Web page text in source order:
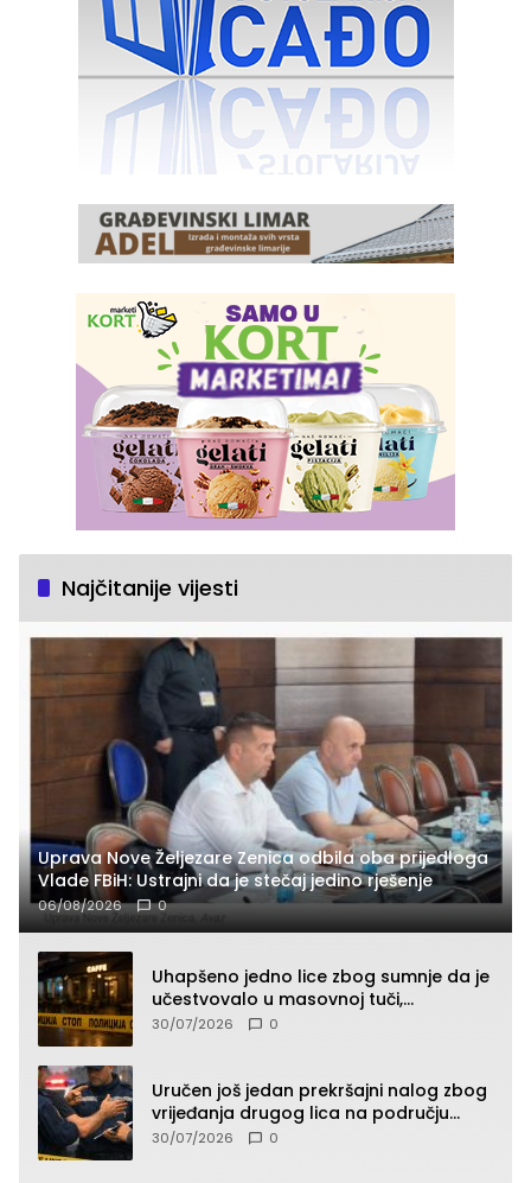
Najčitanije vijesti
Uprava Nove Željezare Zenica odbila oba prijedloga
Vlade FBiH: Ustrajni da je stečaj jedino rješenje
06/08/2026 0
Uhapšeno jedno lice zbog sumnje da je
učestvovalo u masovnoj tuči,
maloljetnik zadobio povrede
30/07/2026 0
Uručen još jedan prekršajni nalog zbog
vrijeđanja drugog lica na području
Zvornika
30/07/2026 0